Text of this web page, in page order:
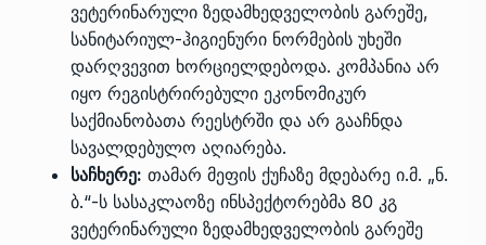
ვეტერინარული ზედამხედველობის გარეშე,
სანიტარიულ-ჰიგიენური ნორმების უხეში
დარღვევით ხორციელდებოდა. კომპანია არ
იყო რეგისტრირებული ეკონომიკურ
საქმიანობათა რეესტრში და არ გააჩნდა
სავალდებულო აღიარება.
საჩხერე: თამარ მეფის ქუჩაზე მდებარე ი.მ. „ნ.
ბ.“-ს სასაკლაოზე ინსპექტორებმა 80 კგ
ვეტერინარული ზედამხედველობის გარეშე